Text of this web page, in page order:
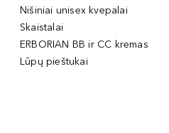
Nišiniai unisex kvepalai
Skaistalai
ERBORIAN BB ir CC kremas
Lūpų pieštukai